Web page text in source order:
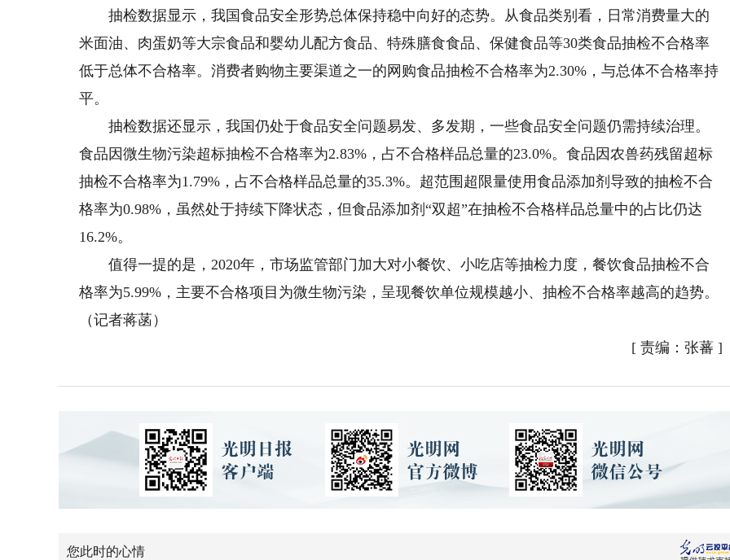
抽检数据显示，我国食品安全形势总体保持稳中向好的态势。从食品类别看，日常消费量大的
米面油、肉蛋奶等大宗食品和婴幼儿配方食品、特殊膳食食品、保健食品等30类食品抽检不合格率
低于总体不合格率。消费者购物主要渠道之一的网购食品抽检不合格率为2.30%，与总体不合格率持
平。
抽检数据还显示，我国仍处于食品安全问题易发、多发期，一些食品安全问题仍需持续治理。
食品因微生物污染超标抽检不合格率为2.83%，占不合格样品总量的23.0%。食品因农兽药残留超标
抽检不合格率为1.79%，占不合格样品总量的35.3%。超范围超限量使用食品添加剂导致的抽检不合
格率为0.98%，虽然处于持续下降状态，但食品添加剂“双超”在抽检不合格样品总量中的占比仍达
16.2%。
值得一提的是，2020年，市场监管部门加大对小餐饮、小吃店等抽检力度，餐饮食品抽检不合
格率为5.99%，主要不合格项目为微生物污染，呈现餐饮单位规模越小、抽检不合格率越高的趋势。
（记者蒋菡）
[ 责编：张蕃 ]
您此时的心情